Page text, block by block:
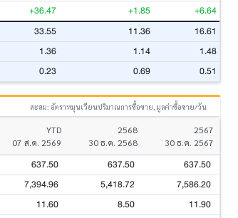
+36.47 +1.85 +6.64
33.55 11.36 16.61
1.36 1.14 1.48
0.23 0.69 0.51
สะสม: อัตราหมุนเวียนปริมาณการซื้อขาย, มูลค่าซื้อขาย/วัน
YTD
07 ส.ค. 2569
2568
30 ธ.ค. 2568
2567
30 ธ.ค. 2567
637.50 637.50 637.50
7,394.96 5,418.72 7,586.20
11.60 8.50 11.90